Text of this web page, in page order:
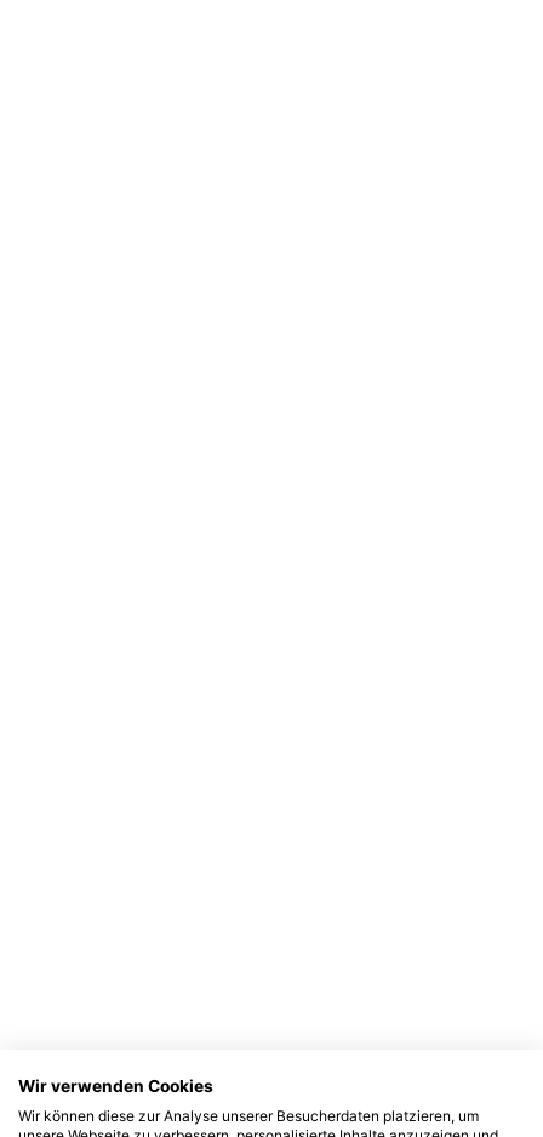
Wir verwenden Cookies
Wir können diese zur Analyse unserer Besucherdaten platzieren, um